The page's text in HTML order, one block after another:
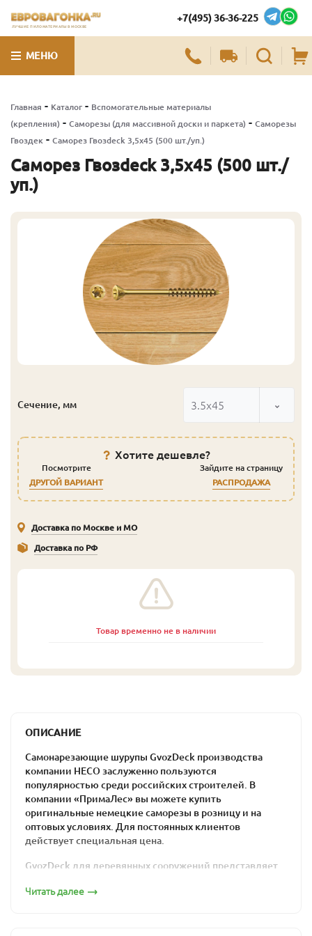
ЛУЧШИЕ ПИЛОМАТЕРИАЛЫ В МОСКВЕ
+7(495) 36-36-225
МЕНЮ
Главная - Каталог - Вспомогательные материалы
(крепления) - Саморезы (для массивной доски и паркета) - Саморезы
Гвоздек - Саморез Гвозdeck 3,5х45 (500 шт./уп.)
Саморез Гвозdeck 3,5х45 (500 шт./
уп.)
Сечение, мм 3.5x45
Хотите дешевле?
Посмотрите
ДРУГОЙ ВАРИАНТ
Зайдите на страницу
РАСПРОДАЖА
Доставка по Москве и МО
Доставка по РФ
Товар временно не в наличии
ОПИСАНИЕ
Самонарезающие шурупы GvozDeck производства
компании HECO заслуженно пользуются
популярностью среди российских строителей. В
компании «ПримаЛес» вы можете купить
оригинальные немецкие саморезы в розницу и на
оптовых условиях. Для постоянных клиентов
действует специальная цена.
GvozDeck для деревянных сооружений представляет
головкой особой формы. Изделия обеспечивают
Читать далее